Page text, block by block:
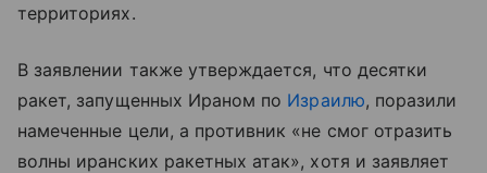
территориях.
В заявлении также утверждается, что десятки
ракет, запущенных Ираном по Израилю, поразили
намеченные цели, а противник «не смог отразить
волны иранских ракетных атак», хотя и заявляет